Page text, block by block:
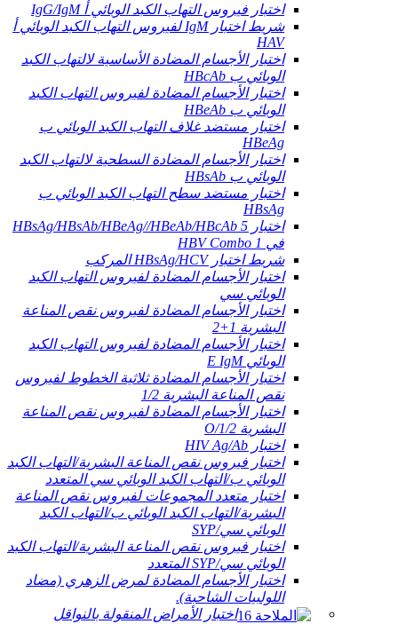
اختبار فيروس التهاب الكبد الوبائي أ IgG/IgM
شريط اختبار IgM لفيروس التهاب الكبد الوبائي أ
HAV
اختبار الأجسام المضادة الأساسية لالتهاب الكبد
الوبائي ب HBcAb
اختبار الأجسام المضادة لفيروس التهاب الكبد
الوبائي ب HBeAb
اختبار مستضد غلاف التهاب الكبد الوبائي ب
HBeAg
اختبار الأجسام المضادة السطحية لالتهاب الكبد
الوبائي ب HBsAb
اختبار مستضد سطح التهاب الكبد الوبائي ب
HBsAg
اختبار HBsAg/HBsAb/HBeAg//HBeAb/HBcAb 5
في 1 HBV Combo
شريط اختبار HBsAg/HCV المركب
اختبار الأجسام المضادة لفيروس التهاب الكبد
الوبائي سي
اختبار الأجسام المضادة لفيروس نقص المناعة
البشرية 1+2
اختبار الأجسام المضادة لفيروس التهاب الكبد
الوبائي E IgM
اختبار الأجسام المضادة ثلاثية الخطوط لفيروس
نقص المناعة البشرية 1/2
اختبار الأجسام المضادة لفيروس نقص المناعة
البشرية 1/2/O
اختبار HIV Ag/Ab
اختبار فيروس نقص المناعة البشرية/التهاب الكبد
الوبائي ب/التهاب الكبد الوبائي سي المتعدد
اختبار متعدد المجموعات لفيروس نقص المناعة
البشرية/التهاب الكبد الوبائي ب/التهاب الكبد
الوبائي سي/SYP
اختبار فيروس نقص المناعة البشرية/التهاب الكبد
الوبائي سي/SYP المتعدد
اختبار الأجسام المضادة لمرض الزهري (مضاد
اللولبيات الشاحبة).
اختبار الأمراض المنقولة بالنواقل